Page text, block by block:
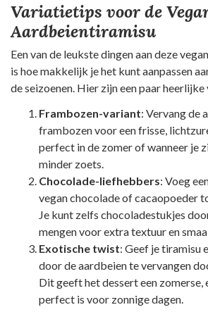
Variatietips voor de
Aardbeientiramisu
Een van de leukste dingen aan deze
is hoe makkelijk je het kunt aanpassen
de seizoenen. Hier zijn een paar
Frambozen-variant: Vervang de
frambozen voor een frisse,
perfect in de zomer of wanneer je
minder zoets.
Chocolade-liefhebbers: Voeg
vegan chocolade of cacaopoeder
Je kunt zelfs chocoladestukjes
mengen voor extra textuur en
Exotische twist: Geef je tiramisu
door de aardbeien te vervangen
Dit geeft het dessert een zomerse,
perfect is voor zonnige dagen.